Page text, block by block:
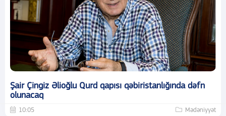
Şair Çingiz Əlioğlu Qurd qapısı qəbiristanlığında dəfn
olunacaq
10:05 Mədəniyyət